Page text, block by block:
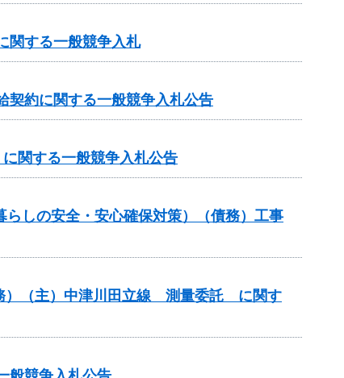
関する一般競争入札
契約に関する一般競争入札公告
関する一般競争入札公告
しの安全・安心確保対策）（債務）工事
）（主）中津川田立線 測量委託 に関す